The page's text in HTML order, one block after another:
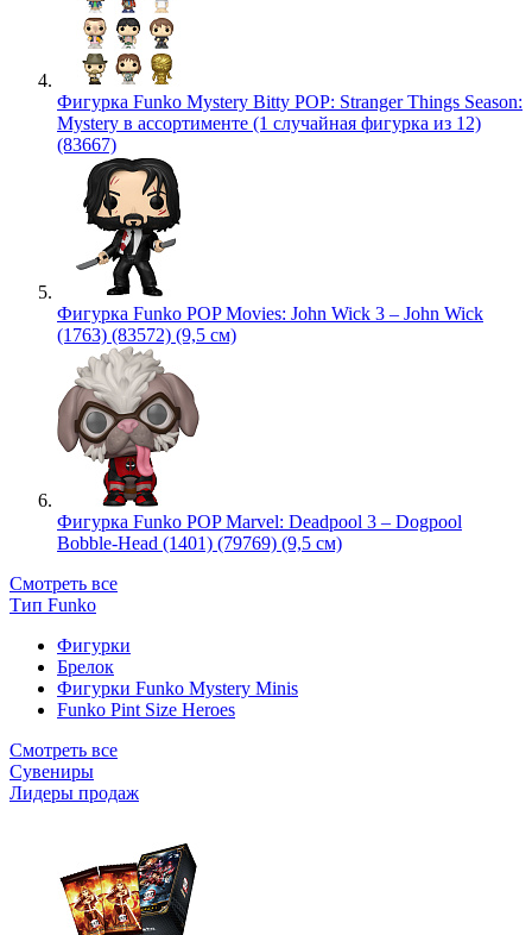
Фигурка Funko Mystery Bitty POP: Stranger Things Season:
Mystery в ассортименте (1 случайная фигурка из 12)
(83667)
Фигурка Funko POP Movies: John Wick 3 – John Wick
(1763) (83572) (9,5 см)
Фигурка Funko POP Marvel: Deadpool 3 – Dogpool
Bobble-Head (1401) (79769) (9,5 см)
Смотреть все
Тип Funko
Фигурки
Брелок
Фигурки Funko Mystery Minis
Funko Pint Size Heroes
Смотреть все
Сувениры
Лидеры продаж